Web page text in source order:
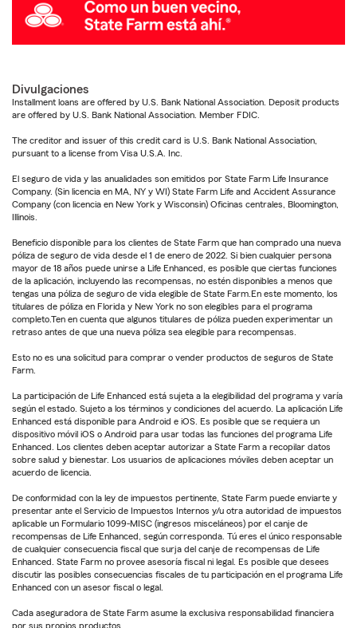
Divulgaciones
Installment loans are offered by U.S. Bank National Association. Deposit products
are offered by U.S. Bank National Association. Member FDIC.
The creditor and issuer of this credit card is U.S. Bank National Association,
pursuant to a license from Visa U.S.A. Inc.
El seguro de vida y las anualidades son emitidos por State Farm Life Insurance
Company. (Sin licencia en MA, NY y WI) State Farm Life and Accident Assurance
Company (con licencia en New York y Wisconsin) Oficinas centrales, Bloomington,
Illinois.
Beneficio disponible para los clientes de State Farm que han comprado una nueva
póliza de seguro de vida desde el 1 de enero de 2022. Si bien cualquier persona
mayor de 18 años puede unirse a Life Enhanced, es posible que ciertas funciones
de la aplicación, incluyendo las recompensas, no estén disponibles a menos que
tengas una póliza de seguro de vida elegible de State Farm.En este momento, los
titulares de póliza en Florida y New York no son elegibles para el programa
completo.Ten en cuenta que algunos titulares de póliza pueden experimentar un
retraso antes de que una nueva póliza sea elegible para recompensas.
Esto no es una solicitud para comprar o vender productos de seguros de State
Farm.
La participación de Life Enhanced está sujeta a la elegibilidad del programa y varía
según el estado. Sujeto a los términos y condiciones del acuerdo. La aplicación Life
Enhanced está disponible para Android e iOS. Es posible que se requiera un
dispositivo móvil iOS o Android para usar todas las funciones del programa Life
Enhanced. Los clientes deben aceptar autorizar a State Farm a recopilar datos
sobre salud y bienestar. Los usuarios de aplicaciones móviles deben aceptar un
acuerdo de licencia.
De conformidad con la ley de impuestos pertinente, State Farm puede enviarte y
presentar ante el Servicio de Impuestos Internos y/u otra autoridad de impuestos
aplicable un Formulario 1099-MISC (ingresos misceláneos) por el canje de
recompensas de Life Enhanced, según corresponda. Tú eres el único responsable
de cualquier consecuencia fiscal que surja del canje de recompensas de Life
Enhanced. State Farm no provee asesoría fiscal ni legal. Es posible que desees
discutir las posibles consecuencias fiscales de tu participación en el programa Life
Enhanced con un asesor fiscal o legal.
Cada aseguradora de State Farm asume la exclusiva responsabilidad financiera
por sus propios productos.